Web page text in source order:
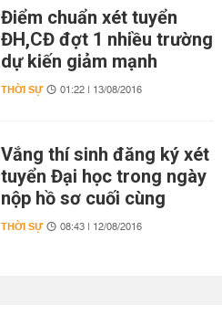
Điểm chuẩn xét tuyển
ĐH,CĐ đợt 1 nhiều trường
dự kiến giảm mạnh
THỜI SỰ 01:22 | 13/08/2016
Vắng thí sinh đăng ký xét
tuyển Đại học trong ngày
nộp hồ sơ cuối cùng
THỜI SỰ 08:43 | 12/08/2016